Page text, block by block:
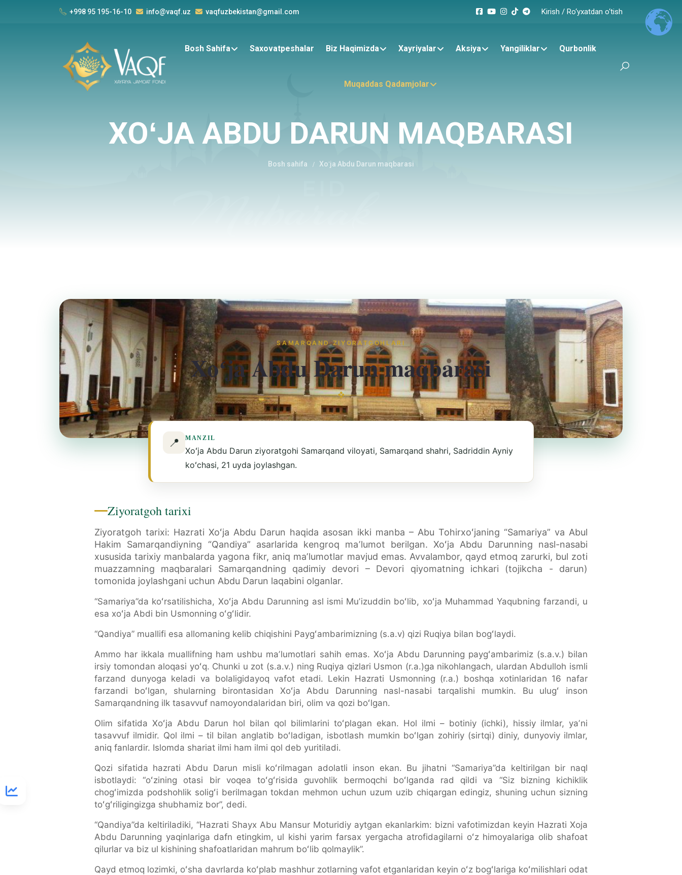
Kirimlar Chiqimlar Kunlik Harajatlar
+998 95 195-16-10 info@vaqf.uz vaqfuzbekistan@gmail.com Kirish / Ro‘yxatdan o‘tish
Bosh Sahifa Saxovatpeshalar Biz Haqimizda Xayriyalar Aksiya Yangiliklar Qurbonlik
Muqaddas Qadamjolar
XOʻJA ABDU DARUN MAQBARASI
Bosh sahifa Xoʻja Abdu Darun maqbarasi
SAMARQAND ZIYORATGOHLARI
Xoʻja Abdu Darun maqbarasi
❖
📍 MANZIL
Xoʻja Abdu Darun ziyoratgohi Samarqand viloyati, Samarqand shahri, Sadriddin Ayniy
koʻchasi, 21 uyda joylashgan.
Ziyoratgoh tarixi
Ziyoratgoh tarixi: Hazrati Xoʻja Abdu Darun haqida asosan ikki manba – Abu Tohirxoʻjaning “Samariya” va Abul
Hakim Samarqandiyning “Qandiya” asarlarida kengroq maʼlumot berilgan. Xoʻja Abdu Darunning nasl-nasabi
xususida tarixiy manbalarda yagona fikr, aniq maʼlumotlar mavjud emas. Avvalambor, qayd etmoq zarurki, bul zoti
muazzamning maqbaralari Samarqandning qadimiy devori – Devori qiyomatning ichkari (tojikcha - darun)
tomonida joylashgani uchun Abdu Darun laqabini olganlar.
“Samariya”da koʻrsatilishicha, Xoʻja Abdu Darunning asl ismi Muʼizuddin boʻlib, xoʻja Muhammad Yaqubning farzandi, u
esa xoʻja Abdi bin Usmonning oʻgʻlidir.
“Qandiya” muallifi esa allomaning kelib chiqishini Paygʻambarimizning (s.a.v) qizi Ruqiya bilan bogʻlaydi.
Ammo har ikkala muallifning ham ushbu maʼlumotlari sahih emas. Xoʻja Abdu Darunning paygʻambarimiz (s.a.v.) bilan
irsiy tomondan aloqasi yoʻq. Chunki u zot (s.a.v.) ning Ruqiya qizlari Usmon (r.a.)ga nikohlangach, ulardan Abdulloh ismli
farzand dunyoga keladi va bolaligidayoq vafot etadi. Lekin Hazrati Usmonning (r.a.) boshqa xotinlaridan 16 nafar
farzandi boʻlgan, shularning birontasidan Xoʻja Abdu Darunning nasl-nasabi tarqalishi mumkin. Bu ulugʻ inson
Samarqandning ilk tasavvuf namoyondalaridan biri, olim va qozi boʻlgan.
Olim sifatida Xoʻja Abdu Darun hol bilan qol bilimlarini toʻplagan ekan. Hol ilmi – botiniy (ichki), hissiy ilmlar, yaʼni
tasavvuf ilmidir. Qol ilmi – til bilan anglatib boʻladigan, isbotlash mumkin boʻlgan zohiriy (sirtqi) diniy, dunyoviy ilmlar,
aniq fanlardir. Islomda shariat ilmi ham ilmi qol deb yuritiladi.
Qozi sifatida hazrati Abdu Darun misli koʻrilmagan adolatli inson ekan. Bu jihatni “Samariya”da keltirilgan bir naql
isbotlaydi: “oʻzining otasi bir voqea toʻgʻrisida guvohlik bermoqchi boʻlganda rad qildi va “Siz bizning kichiklik
chogʻimizda podshohlik soligʻi berilmagan tokdan mehmon uchun uzum uzib chiqargan edingiz, shuning uchun sizning
toʻgʻriligingizga shubhamiz bor”, dedi.
“Qandiya”da keltiriladiki, “Hazrati Shayx Abu Mansur Moturidiy aytgan ekanlarkim: bizni vafotimizdan keyin Hazrati Xoja
Abdu Darunning yaqinlariga dafn etingkim, ul kishi yarim farsax yergacha atrofidagilarni oʻz himoyalariga olib shafoat
qilurlar va biz ul kishining shafoatlaridan mahrum boʻlib qolmaylik”.
Qayd etmoq lozimki, oʻsha davrlarda koʻplab mashhur zotlarning vafot etganlaridan keyin oʻz bogʻlariga koʻmilishlari odat